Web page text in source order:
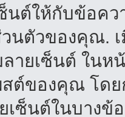
นต์ให้กับข้อค
นตัวของคุณ.
ลายเซ็นต์ ใน
สต์ของคุณ โด
เซ็นต์ในบางข้